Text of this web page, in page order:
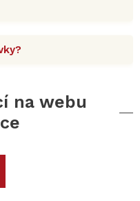
na webu